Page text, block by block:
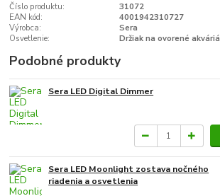
Číslo produktu:
31072
EAN kód:
4001942310727
Výrobca:
Sera
Osvetlenie:
Držiak na ovorené akváriá
Podobné produkty
Sera LED Digital Dimmer
Sera LED Moonlight zostava nočného
riadenia a osvetlenia